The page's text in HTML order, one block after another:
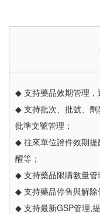
◆ 支持藥品效期管理，
◆ 支持批次、批號、劑
批準文號管理；
◆ 往來單位證件效期提
醒等；
◆ 支持藥品限購數量管
◆ 支持藥品停售與解除
◆ 支持最新GSP管理,